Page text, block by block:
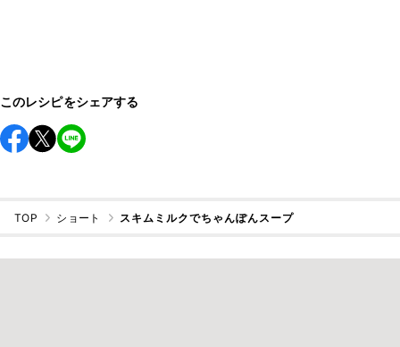
このレシピをシェアする
TOP ショート スキムミルクでちゃんぽんスープ